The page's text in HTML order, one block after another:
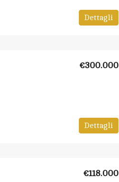
Dettagli
€300.000
Dettagli
€118.000